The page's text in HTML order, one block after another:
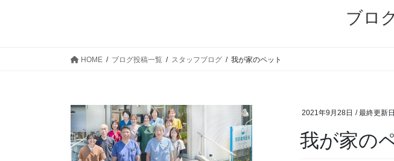
ブロ
HOME ブログ投稿一覧 スタッフブログ 我が家のペット
2021年9月28日 / 最終更新
我が家の